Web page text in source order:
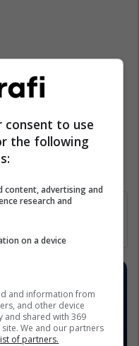
444
consent to use
the following
content, advertising and
research and
on a device
and information from
and other device
and shared with 369
We and our partners
of partners.